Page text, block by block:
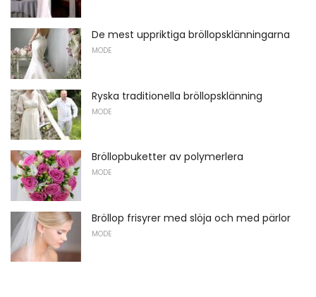
De mest uppriktiga bröllopsklänningarna
MODE
Ryska traditionella bröllopsklänning
MODE
Bröllopbuketter av polymerlera
MODE
Bröllop frisyrer med slöja och med pärlor
MODE